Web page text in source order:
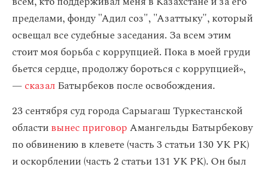
пределами, фонду "Адил соз", "Азаттыку", который
освещал все судебные заседания. За всем этим
стоит моя борьба с коррупцией. Пока в моей груди
бьется сердце, продолжу бороться с коррупцией»,
—сказал Батырбеков после освобождения.
23 сентября суд города Сарыагаш Туркестанской
областивынес приговорАмангельды Батырбекову
по обвинению в клевете (часть 3 статьи 130 УК РК)
и оскорблении (часть 2 статьи 131 УК РК). Он был